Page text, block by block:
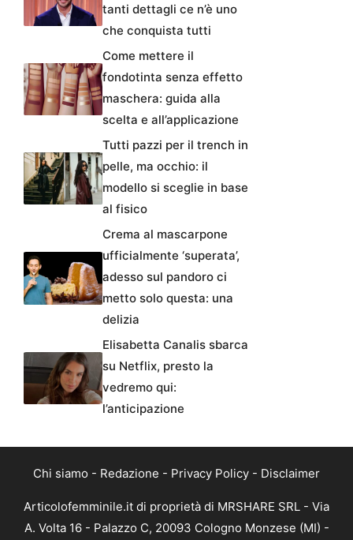
tanti dettagli ce n’è uno
che conquista tutti
Come mettere il
fondotinta senza effetto
maschera: guida alla
scelta e all’applicazione
Tutti pazzi per il trench in
pelle, ma occhio: il
modello si sceglie in base
al fisico
Crema al mascarpone
ufficialmente ‘superata’,
adesso sul pandoro ci
metto solo questa: una
delizia
Elisabetta Canalis sbarca
su Netflix, presto la
vedremo qui:
l’anticipazione
Chi siamo - Redazione - Privacy Policy - Disclaimer
Articolofemminile.it di proprietà di MRSHARE SRL - Via
A. Volta 16 - Palazzo C, 20093 Cologno Monzese (MI) -